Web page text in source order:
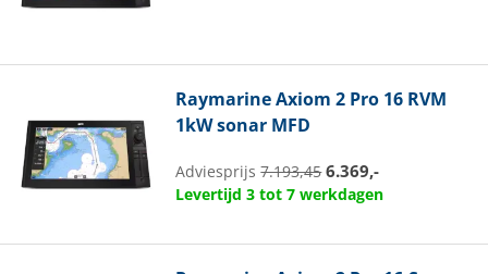
RaymarineAxiom 2 Pro 16 RVM
1kW sonar MFD
Adviesprijs7.193,45 6.369,-
Levertijd 3 tot 7 werkdagen